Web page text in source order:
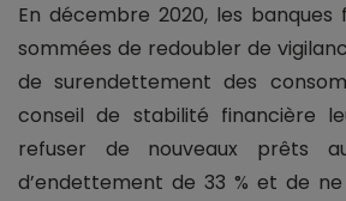
En décembre 2020, les
sommées de redoubler de
de surendettement des
conseil de stabilité financière
refuser de nouveaux prêts
d’endettement de 33 % et de